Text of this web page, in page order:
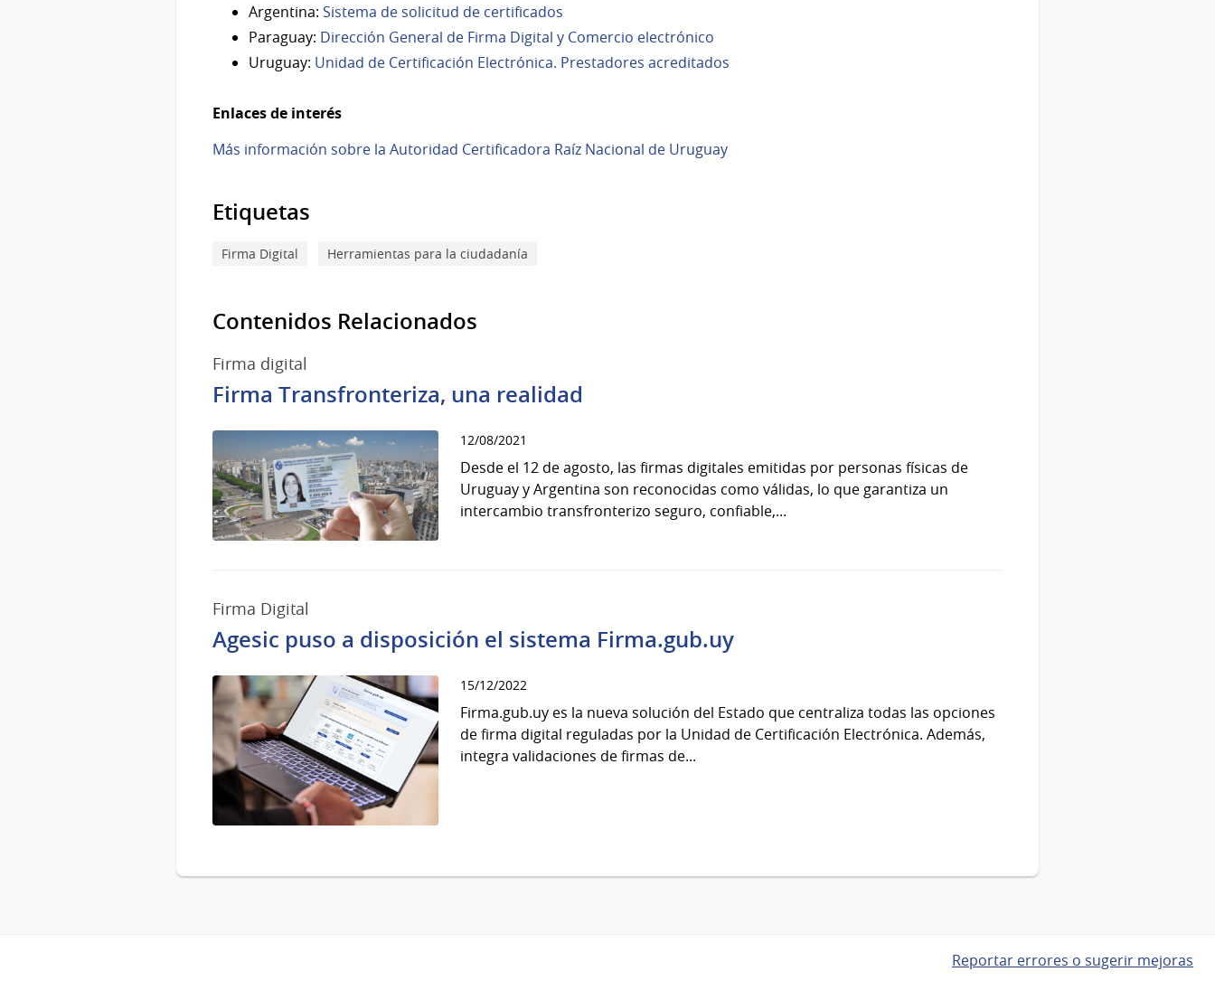
Argentina: Sistema de solicitud de certificados
Paraguay: Dirección General de Firma Digital y Comercio electrónico
Uruguay: Unidad de Certificación Electrónica. Prestadores acreditados
Enlaces de interés
Más información sobre la Autoridad Certificadora Raíz Nacional de Uruguay
Etiquetas
Firma Digital Herramientas para la ciudadanía
Contenidos Relacionados
Firma digital
Firma Transfronteriza, una realidad
12/08/2021
Desde el 12 de agosto, las firmas digitales emitidas por personas físicas de
Uruguay y Argentina son reconocidas como válidas, lo que garantiza un
intercambio transfronterizo seguro, confiable,...
Firma Digital
Agesic puso a disposición el sistema Firma.gub.uy
15/12/2022
Firma.gub.uy es la nueva solución del Estado que centraliza todas las opciones
de firma digital reguladas por la Unidad de Certificación Electrónica. Además,
integra validaciones de firmas de...
Reportar errores o sugerir mejoras